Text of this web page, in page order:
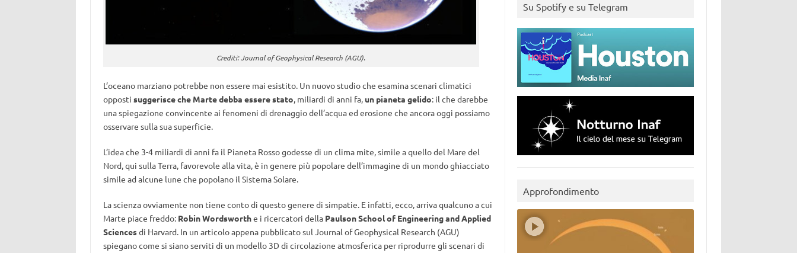
Crediti: Journal of Geophysical Research (AGU).
L’oceano marziano potrebbe non essere mai esistito. Un nuovo studio che esamina scenari climatici
opposti suggerisce che Marte debba essere stato, miliardi di anni fa, un pianeta gelido: il che darebbe
una spiegazione convincente ai fenomeni di drenaggio dell’acqua ed erosione che ancora oggi possiamo
osservare sulla sua superficie.
L’idea che 3-4 miliardi di anni fa il Pianeta Rosso godesse di un clima mite, simile a quello del Mare del
Nord, qui sulla Terra, favorevole alla vita, è in genere più popolare dell’immagine di un mondo ghiacciato
simile ad alcune lune che popolano il Sistema Solare.
La scienza ovviamente non tiene conto di questo genere di simpatie. E infatti, ecco, arriva qualcuno a cui
Marte piace freddo: Robin Wordsworthe i ricercatori dellaPaulson School of Engineering and Applied
Sciencesdi Harvard. In un articolo appena pubblicato sul Journal of Geophysical Research (AGU)
spiegano come si siano serviti di un modello 3D di circolazione atmosferica per riprodurre gli scenari di
Su Spotify e su Telegram
Approfondimento